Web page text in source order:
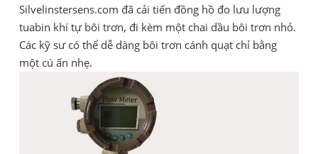
Silvelinstersens.com đã cải tiến đồng hồ đo lưu lượng
tuabin khí tự bôi trơn, đi kèm một chai dầu bôi trơn nhỏ.
Các kỹ sư có thể dễ dàng bôi trơn cánh quạt chỉ bằng
một cú ấn nhẹ.